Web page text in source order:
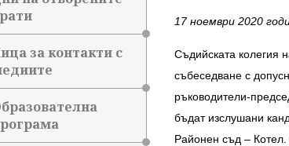
за контакти с
17 ноември 2020
Съдийската колегия
събеседване с
ръководители-
бъдат изслушани
Районен съд –